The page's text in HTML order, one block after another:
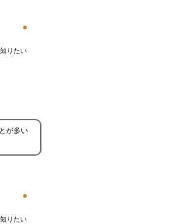
りたい
が多い
りたい